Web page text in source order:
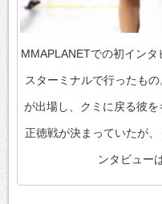
MMAPLANETでの初イン
スターミナルで行ったも
が出場し、クミに戻る彼
正徳戦が決まっていたが
ンタビュー